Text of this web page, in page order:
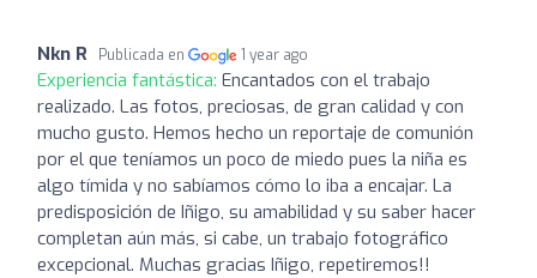
Nkn R Publicada en 1 year ago
Experiencia fantástica: Encantados con el trabajo
realizado. Las fotos, preciosas, de gran calidad y con
mucho gusto. Hemos hecho un reportaje de comunión
por el que teníamos un poco de miedo pues la niña es
algo tímida y no sabíamos cómo lo iba a encajar. La
predisposición de Iñigo, su amabilidad y su saber hacer
completan aún más, si cabe, un trabajo fotográfico
excepcional. Muchas gracias Iñigo, repetiremos!!